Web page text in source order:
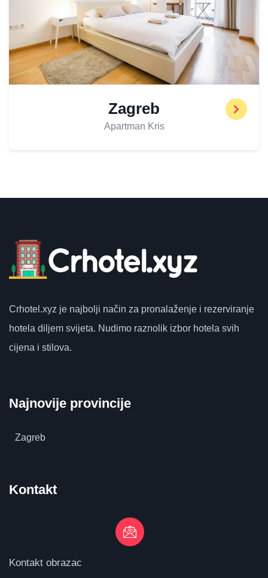
Zagreb
Apartman Kris
Crhotel.xyz je najbolji način za pronalaženje i rezerviranje
hotela diljem svijeta. Nudimo raznolik izbor hotela svih
cijena i stilova.
Najnovije provincije
Zagreb
Kontakt
Kontakt obrazac